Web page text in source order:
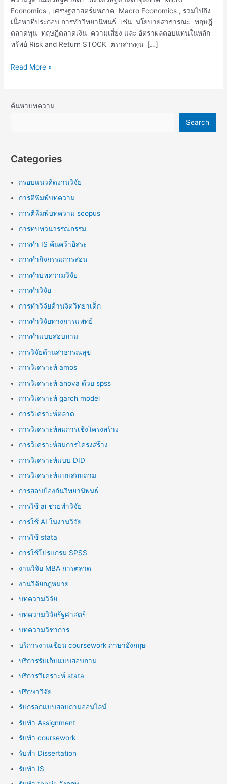
Economics , เศรษฐศาสตร์มหภาค Macro Economics , รวมไปถึง
เนื้อหาที่ประกอบ การทำวิทยานิพนธ์ เช่น นโยบายสาธารณะ ทฤษฎี
ตลาดทุน ทฤษฎีตลาดเงิน ความเสี่ยง และ อัตราผลตอบแทนในหลัก
ทรัพย์ Risk and Return STOCK ตราสารทุน […]
Read More »
ค้นหาบทความ
Search
Categories
กรอบแนวคิดงานวิจัย
การตีพิมพ์บทความ
การตีพิมพ์บทความ scopus
การทบทวนวรรณกรรม
การทำ IS ค้นคว้าอิสระ
การทำกิจกรรมการสอน
การทำบทความวิจัย
การทำวิจัย
การทำวิจัยด้านจิตวิทยาเด็ก
การทำวิจัยทางการแพทย์
การทำแบบสอบถาม
การวิจัยด้านสาธารณสุข
การวิเคราะห์ amos
การวิเคราะห์ anova ด้วย spss
การวิเคราะห์ garch model
การวิเคราะห์ตลาด
การวิเคราะห์สมการเชิงโครงสร้าง
การวิเคราะห์สมการโครงสร้าง
การวิเคราะห์แบบ DID
การวิเคราะห์แบบสอบถาม
การสอบป้องกันวิทยานิพนธ์
การใช้ ai ช่วยทำวิจัย
การใช้ AI ในงานวิจัย
การใช้ stata
การใช้โปรแกรม SPSS
งานวิจัย MBA การตลาด
งานวิจัยกฎหมาย
บทความวิจัย
บทความวิจัยรัฐศาสตร์
บทความวิชาการ
บริการงานเขียน coursework ภาษาอังกฤษ
บริการรับเก็บแบบสอบถาม
บริการวิเคราะห์ stata
ปรึกษาวิจัย
รับกรอกแบบสอบถามออนไลน์
รับทำ Assignment
รับทำ coursework
รับทำ Dissertation
รับทำ IS